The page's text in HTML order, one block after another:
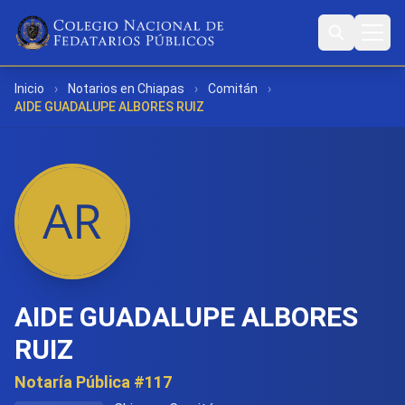
Inicio › Notarios en Chiapas › Comitán
›
AIDE GUADALUPE ALBORES RUIZ
AIDE GUADALUPE ALBORES
RUIZ
Notaría Pública #117